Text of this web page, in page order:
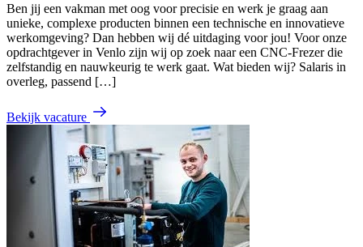
Ben jij een vakman met oog voor precisie en werk je graag aan
unieke, complexe producten binnen een technische en innovatieve
werkomgeving? Dan hebben wij dé uitdaging voor jou! Voor onze
opdrachtgever in Venlo zijn wij op zoek naar een CNC-Frezer die
zelfstandig en nauwkeurig te werk gaat. Wat bieden wij? Salaris in
overleg, passend […]
Bekijk vacature